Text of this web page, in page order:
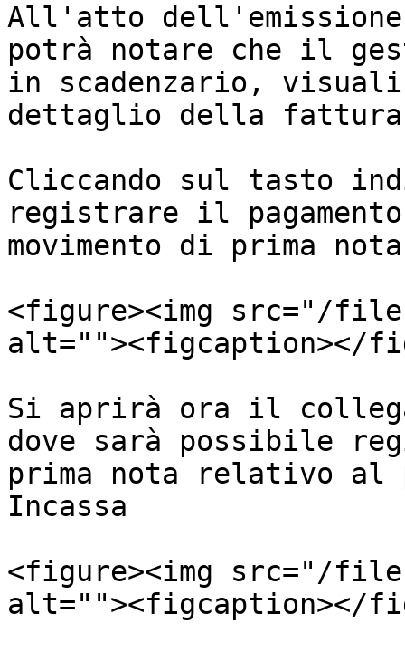
All'atto
potrà notare che il
in scadenzario,
dettaglio della fattura
Cliccando sul tasto
registrare il
movimento di prima
<figure><img src="/
alt=""><figcaption></
Si aprirà ora il
dove sarà possibile
prima nota relativo al
Incassa
<figure><img src="/files/
alt=""><figcaption></